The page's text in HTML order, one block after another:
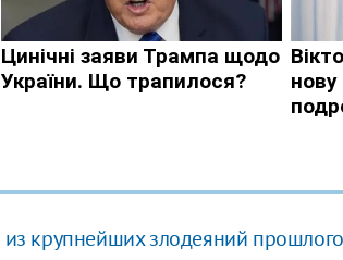
крупнейших злодеяний